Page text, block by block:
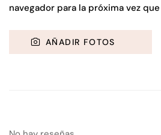
navegador para la próxima vez
AÑADIR FOTOS